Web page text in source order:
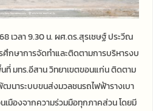
เวลา 9.30 น. ผศ.ดร.สุรเชษฐ์ ประวีณ
กษาการจัดทำและติดตามการบริหารงบ
มทร.อีสาน วิทยาเขตขอนแก่น ติดตาม
นาระบบขนส่งมวลชนรถไฟฟ้ารางเบา
เมืองจากความร่วมมือทุกภาคส่วน โดยมี